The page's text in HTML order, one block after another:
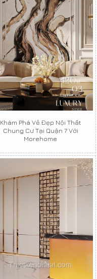
Khám Phá Vẻ Đẹp Nội Thất
Chung Cư Tại Quận 7 Với
Morehome